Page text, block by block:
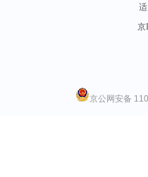
京
京公网安备